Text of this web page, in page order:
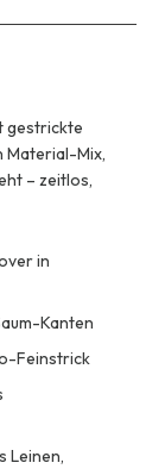
gestrickte
Material-Mix,
– zeitlos,
in
Kanten
Feinstrick
Leinen,